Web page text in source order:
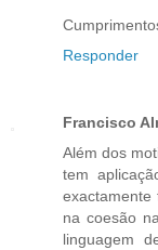
Responder
Francisco
Além dos
tem
exactamente
na coesão
linguagem